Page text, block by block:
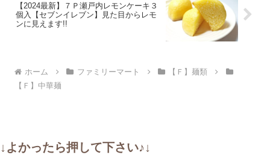
【2024最新】７Ｐ瀬戸内レモンケーキ３
個入【セブンイレブン】見た目からレモ
ンに見えます!!
ホーム ファミリーマート
【Ｆ】麺類
【Ｆ】中華麺
↓よかったら押して下さい♪↓